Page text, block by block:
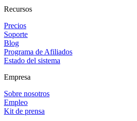
Recursos
Precios
Soporte
Blog
Programa de Afiliados
Estado del sistema
Empresa
Sobre nosotros
Empleo
Kit de prensa